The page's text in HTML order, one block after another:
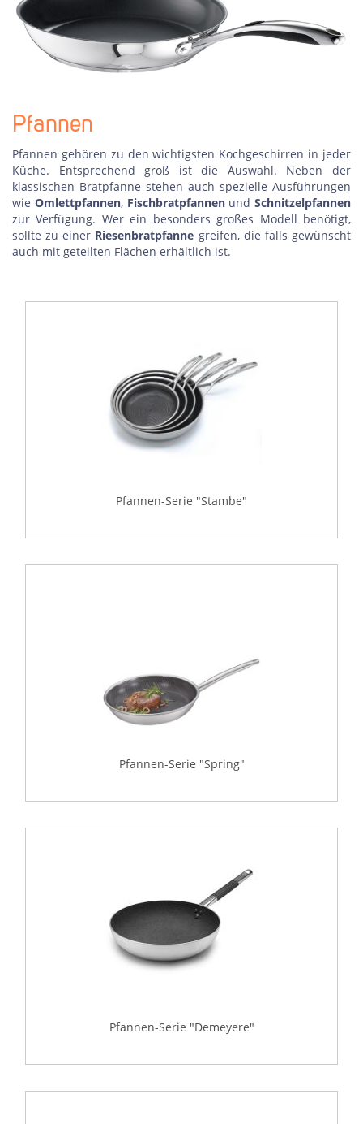
Pfannen
Pfannen gehören zu den wichtigsten Kochgeschirren in jeder
Küche. Entsprechend groß ist die Auswahl. Neben der
klassischen Bratpfanne stehen auch spezielle Ausführungen
wie Omlettpfannen, Fischbratpfannen und Schnitzelpfannen
zur Verfügung. Wer ein besonders großes Modell benötigt,
sollte zu einer Riesenbratpfanne greifen, die falls gewünscht
auch mit geteilten Flächen erhältlich ist.
Pfannen-Serie "Stambe"
Pfannen-Serie "Spring"
Pfannen-Serie "Demeyere"